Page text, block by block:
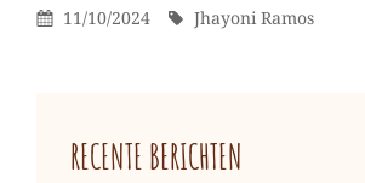
reactie
4
Gepubliceerd
11/10/2024 Door
Jhayoni Ramos
RECENTE BERICHTEN